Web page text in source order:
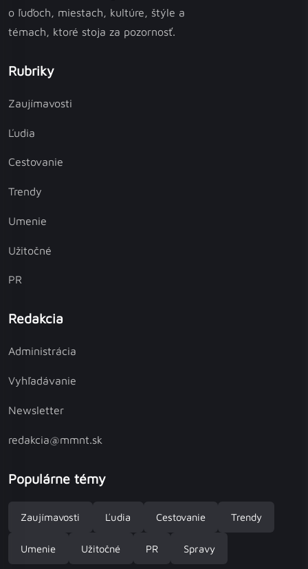
o ľuďoch, miestach, kultúre, štýle a
témach, ktoré stoja za pozornosť.
Rubriky
Zaujímavosti
Ľudia
Cestovanie
Trendy
Umenie
Užitočné
PR
Redakcia
Administrácia
Vyhľadávanie
Newsletter
redakcia@mmnt.sk
Populárne témy
Zaujímavosti Ľudia Cestovanie Trendy
Umenie Užitočné PR Spravy